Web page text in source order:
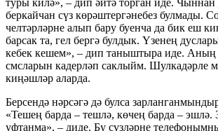
беркайчан сүз көрәштергәнебез булмады.
челтәрләрне алып бару буенча да бик еш
барсак та, гел бергә булдык. Үзенең
кебек кешем», – дип таныштыра иде.
смсларын кадерләп саклыйм. Шулкадәрле
киңәшләр аларда.
Берсендә нәрсәгә дә булса
«Тешең барда – тешлә, көчең барда – эшлә.
уфтанма», – диде. Бу сүзләрне